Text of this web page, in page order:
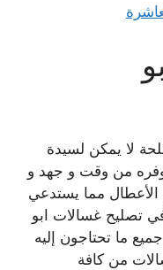
لا يمكن لسيدة
من وقت و جهد و
مما يستدعي
تصليح غسالات ابو
ما تحتاجون إليه
من كافة